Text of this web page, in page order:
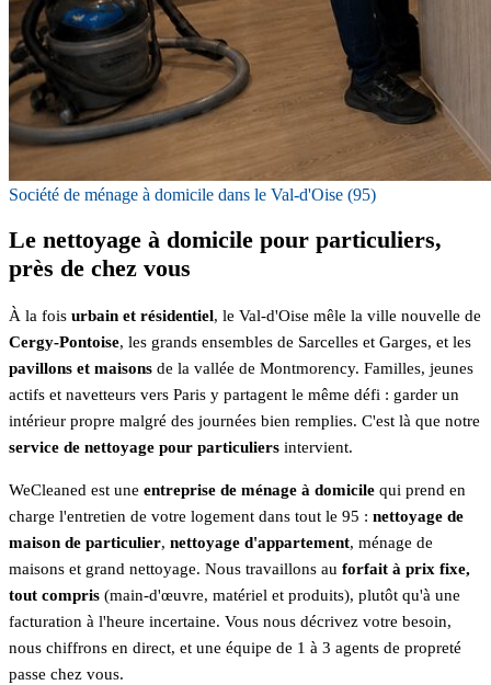
Société de ménage à domicile dans le Val-d'Oise (95)
Le nettoyage à domicile pour particuliers,
près de chez vous
À la fois urbain et résidentiel, le Val-d'Oise mêle la ville nouvelle de
Cergy-Pontoise, les grands ensembles de Sarcelles et Garges, et les
pavillons et maisons de la vallée de Montmorency. Familles, jeunes
actifs et navetteurs vers Paris y partagent le même défi : garder un
intérieur propre malgré des journées bien remplies. C'est là que notre
service de nettoyage pour particuliers intervient.
WeCleaned est une entreprise de ménage à domicile qui prend en
charge l'entretien de votre logement dans tout le 95 : nettoyage de
maison de particulier, nettoyage d'appartement, ménage de
maisons et grand nettoyage. Nous travaillons au forfait à prix fixe,
tout compris (main-d'œuvre, matériel et produits), plutôt qu'à une
facturation à l'heure incertaine. Vous nous décrivez votre besoin,
nous chiffrons en direct, et une équipe de 1 à 3 agents de propreté
passe chez vous.